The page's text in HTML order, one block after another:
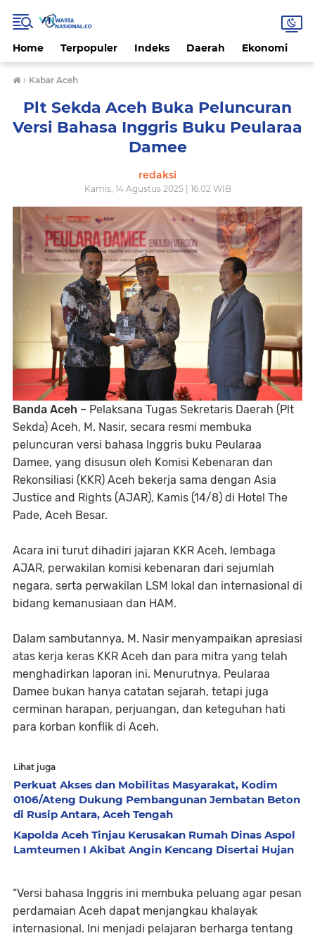
Home Terpopuler Indeks Daerah Ekonomi
› Kabar Aceh
Plt Sekda Aceh Buka Peluncuran
Versi Bahasa Inggris Buku Peularaa
Damee
redaksi
Kamis, 14 Agustus 2025 | 16.02 WIB
Banda Aceh – Pelaksana Tugas Sekretaris Daerah (Plt
Sekda) Aceh, M. Nasir, secara resmi membuka
peluncuran versi bahasa Inggris buku Peularaa
Damee, yang disusun oleh Komisi Kebenaran dan
Rekonsiliasi (KKR) Aceh bekerja sama dengan Asia
Justice and Rights (AJAR), Kamis (14/8) di Hotel The
Pade, Aceh Besar.
Acara ini turut dihadiri jajaran KKR Aceh, lembaga
AJAR, perwakilan komisi kebenaran dari sejumlah
negara, serta perwakilan LSM lokal dan internasional di
bidang kemanusiaan dan HAM.
Dalam sambutannya, M. Nasir menyampaikan apresiasi
atas kerja keras KKR Aceh dan para mitra yang telah
menghadirkan laporan ini. Menurutnya, Peularaa
Damee bukan hanya catatan sejarah, tetapi juga
cerminan harapan, perjuangan, dan keteguhan hati
para korban konflik di Aceh.
Lihat juga
Perkuat Akses dan Mobilitas Masyarakat, Kodim
0106/Ateng Dukung Pembangunan Jembatan Beton
di Rusip Antara, Aceh Tengah
Kapolda Aceh Tinjau Kerusakan Rumah Dinas Aspol
Lamteumen I Akibat Angin Kencang Disertai Hujan
“Versi bahasa Inggris ini membuka peluang agar pesan
perdamaian Aceh dapat menjangkau khalayak
internasional. Ini menjadi pelajaran berharga tentang